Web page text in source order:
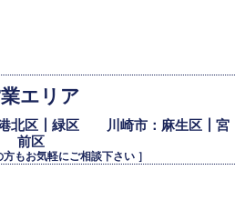
エリア
北区┃緑区 川崎市：麻生区┃宮
前区
方もお気軽にご相談下さい ］